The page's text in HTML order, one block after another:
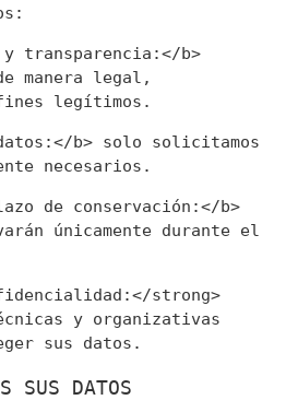
transparencia:</b>
manera legal,
legítimos.
b> solo solicitamos
necesarios.
de conservación:</b>
únicamente durante el
strong>
y organizativas
sus datos.
SUS DATOS